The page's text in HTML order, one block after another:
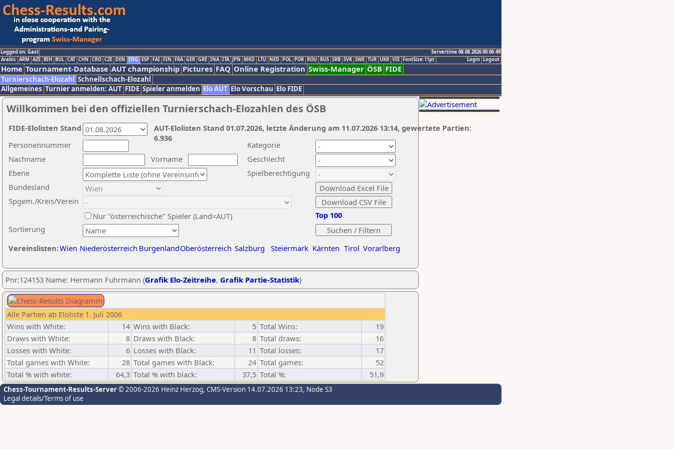
Logged on: Gast
Servertime 08.08.2026 00:06:49
Logout
Login
Arabic ARM AZE BIH BUL CAT CHN CRO CZE DEN ENG ESP FAI FIN FRA GER GRE INA ITA JPN MKD LTU NED POL POR ROU RUS SRB SVK SWE TUR UKR VIE FontSize:11pt
Home Tournament-Database AUT championship Pictures FAQ Online Registration Swiss-Manager ÖSB FIDE
Turnierschach-Elozahl Schnellschach-Elozahl
Allgemeines Turnier anmelden: AUT FIDE Spieler anmelden Elo AUT Elo Vorschau Elo FIDE
Willkommen bei den offiziellen Turnierschach-Elozahlen des ÖSB
Nachname
Vorname
Ebene
Kategorie
Sortierung
Personennummer
Bundesland
Spgem./Kreis/Verein
Geschlecht
Nur "österreichische" Spieler (Land=AUT)
Spielberechtigung
Vereinslisten:Wien Niederösterreich BurgenlandOberösterreich Salzburg Steiermark Kärnten Tirol Vorarlberg
Top 100
AUT-Elolisten Stand 01.07.2026, letzte Änderung am 11.07.2026 13:14, gewertete Partien:
6.936
FIDE-Elolisten Stand
Pnr:124153 Name: Hermann Fuhrmann (Grafik Elo-Zeitreihe, Grafik Partie-Statistik)
Alle Partien ab Eloliste 1. Juli 2006
Wins with White:
14 Wins with Black: 5 Total Wins:
19
Draws with White:
8 Draws with Black: 8 Total draws:
16
Losses with White:
6 Losses with Black: 11 Total losses:
17
Total games with White:
28 Total games with Black: 24 Total games:
52
Total % with white:
64,3 Total % with black: 37,5 Total %: 51,9
Chess-Tournament-Results-Server© 2006-2026 Heinz Herzog, CMS-Version 14.07.2026 13:23, Node S3
Legal details/Terms of use